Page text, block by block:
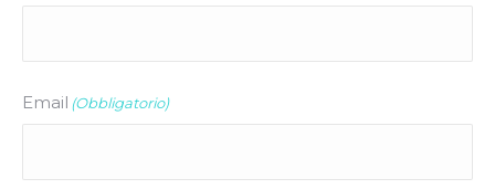
Email (Obbligatorio)